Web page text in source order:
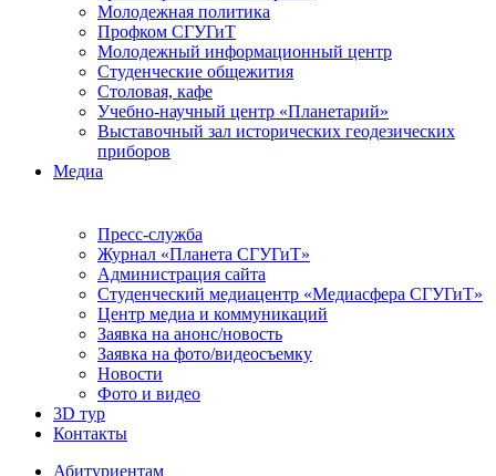
Молодежная политика
Профком СГУГиТ
Молодежный информационный центр
Студенческие общежития
Столовая, кафе
Учебно-научный центр «Планетарий»
Выставочный зал исторических геодезических
приборов
Медиа
Пресс-служба
Журнал «Планета СГУГиТ»
Администрация сайта
Студенческий медиацентр «Медиасфера СГУГиТ»
Центр медиа и коммуникаций
Заявка на анонс/новость
Заявка на фото/видеосъемку
Новости
Фото и видео
3D тур
Контакты
Абитуриентам